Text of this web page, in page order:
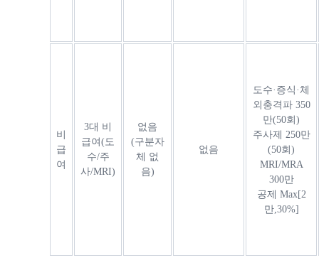
비
급
여
3대 비
급여(도
수/주
사/MRI)
없음
(구분자
체 없
음)
없음
도수·증식·체
외충격파 350
만(50회)
주사제 250만
(50회)
MRI/MRA
300만
공제 Max[2
만,30%]